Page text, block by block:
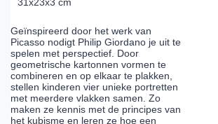
Geïnspireerd door het werk van
Picasso nodigt Philip Giordano je uit te
spelen met perspectief. Door
geometrische kartonnen vormen te
combineren en op elkaar te plakken,
stellen kinderen vier unieke portretten
met meerdere vlakken samen. Zo
maken ze kennis met de principes van
het kubisme en leren ze hoe een